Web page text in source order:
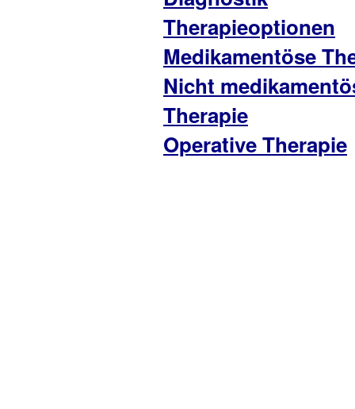
Therapieoptionen
Medikamentöse
Nicht
Therapie
Operative Therapie